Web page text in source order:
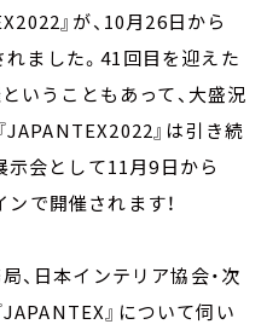
』が、10月26日から
ました。41回目を迎えた
いうこともあって、大盛況
』は引き続
示会として11月9日から
で開催されます！
、日本インテリア協会・次
』について伺い